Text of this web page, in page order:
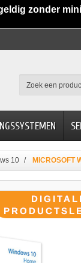
zonder
10 MICROSOFT